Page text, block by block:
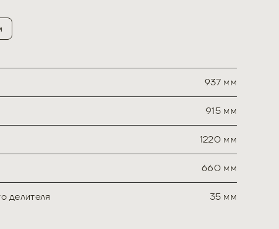
937 мм
915 мм
1220 мм
660 мм
делителя 35 мм